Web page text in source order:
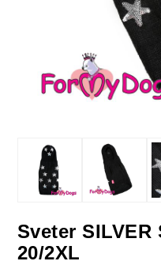
Sveter SILVER
20/2XL